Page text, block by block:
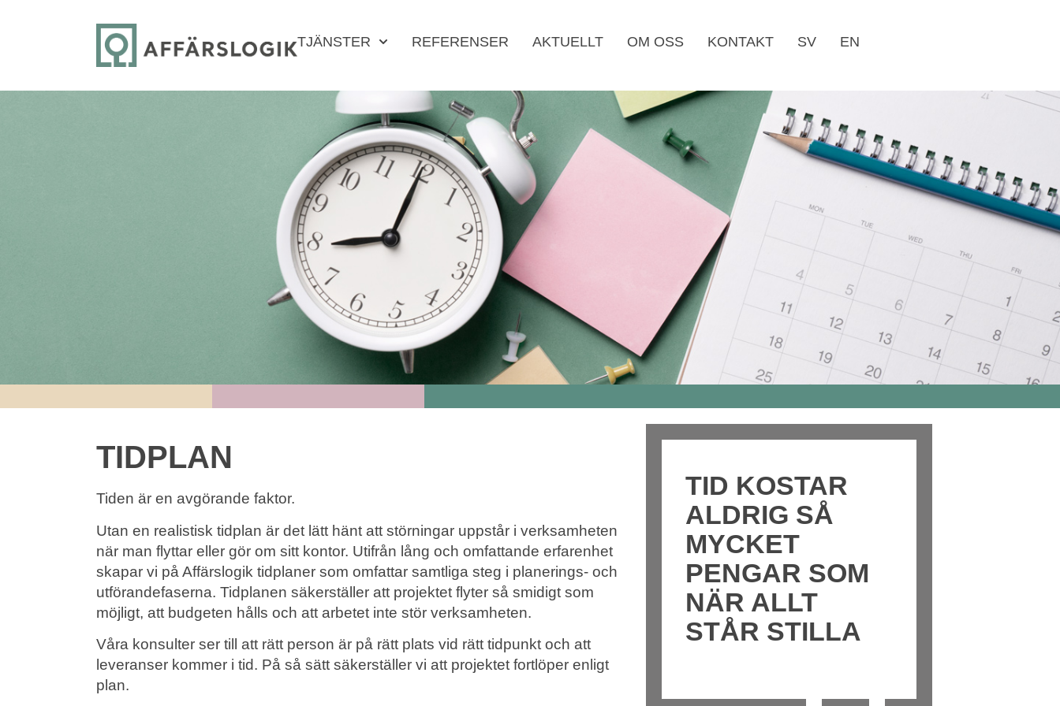
TJÄNSTER REFERENSER AKTUELLT OM OSS KONTAKT SV EN
TIDPLAN
Tiden är en avgörande faktor.
Utan en realistisk tidplan är det lätt hänt att störningar uppstår i verksamheten
när man flyttar eller gör om sitt kontor. Utifrån lång och omfattande erfarenhet
skapar vi på Affärslogik tidplaner som omfattar samtliga steg i planerings- och
utförandefaserna. Tidplanen säkerställer att projektet flyter så smidigt som
möjligt, att budgeten hålls och att arbetet inte stör verksamheten.
Våra konsulter ser till att rätt person är på rätt plats vid rätt tidpunkt och att
leveranser kommer i tid. På så sätt säkerställer vi att projektet fortlöper enligt
plan.
TID KOSTAR
ALDRIG SÅ
MYCKET
PENGAR SOM
NÄR ALLT
STÅR STILLA